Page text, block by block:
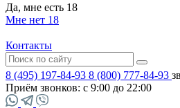
Да, мне есть 18
Мне нет 18
Контакты
8 (495) 197-84-93 8 (800) 777-84-93
Приём звонков: с 9:00 до 22:00